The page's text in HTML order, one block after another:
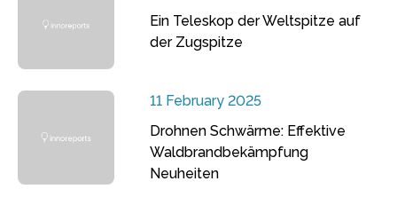
Ein Teleskop der Weltspitze auf
der Zugspitze
11 February 2025
Drohnen Schwärme: Effektive
Waldbrandbekämpfung
Neuheiten